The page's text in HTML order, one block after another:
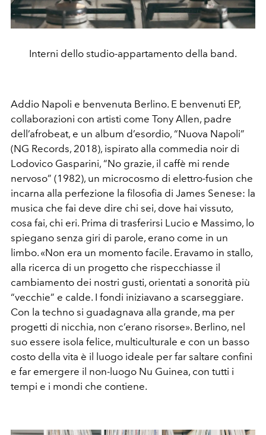
Interni dello studio-appartamento della band.
Addio Napoli e benvenuta Berlino. E benvenuti EP,
collaborazioni con artisti come Tony Allen, padre
dell’afrobeat, e un album d’esordio, “Nuova Napoli”
(NG Records, 2018), ispirato alla commedia noir di
Lodovico Gasparini, “No grazie, il caffè mi rende
nervoso” (1982), un microcosmo di elettro-fusion che
incarna alla perfezione la filosofia di James Senese: la
musica che fai deve dire chi sei, dove hai vissuto,
cosa fai, chi eri. Prima di trasferirsi Lucio e Massimo, lo
spiegano senza giri di parole, erano come in un
limbo. «Non era un momento facile. Eravamo in stallo,
alla ricerca di un progetto che rispecchiasse il
cambiamento dei nostri gusti, orientati a sonorità più
“vecchie” e calde. I fondi iniziavano a scarseggiare.
Con la techno si guadagnava alla grande, ma per
progetti di nicchia, non c’erano risorse». Berlino, nel
suo essere isola felice, multiculturale e con un basso
costo della vita è il luogo ideale per far saltare confini
e far emergere il non-luogo Nu Guinea, con tutti i
tempi e i mondi che contiene.